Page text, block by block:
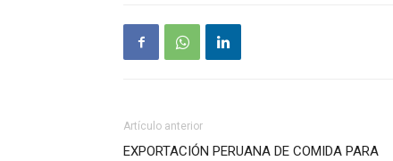
Artículo anterior
EXPORTACIÓN PERUANA DE COMIDA PARA